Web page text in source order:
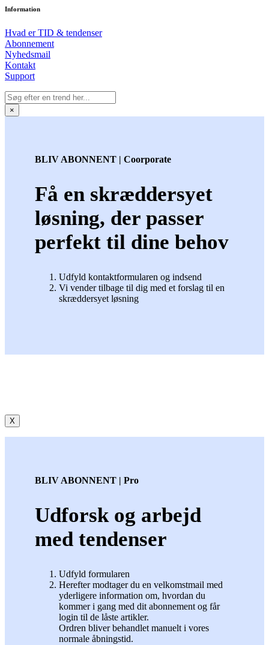
Information
Hvad er TID & tendenser
Abonnement
Nyhedsmail
Kontakt
Support
×
BLIV ABONNENT | Coorporate
Få en skræddersyet
løsning, der passer
perfekt til dine behov
Udfyld kontaktformularen og indsend
Vi vender tilbage til dig med et forslag til en
skræddersyet løsning
X
BLIV ABONNENT | Pro
Udforsk og arbejd
med tendenser
Udfyld formularen
Herefter modtager du en velkomstmail med
yderligere information om, hvordan du
kommer i gang med dit abonnement og får
login til de låste artikler.
Ordren bliver behandlet manuelt i vores
normale åbningstid.